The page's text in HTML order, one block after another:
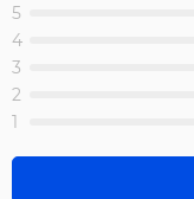
5
4
3
2
1